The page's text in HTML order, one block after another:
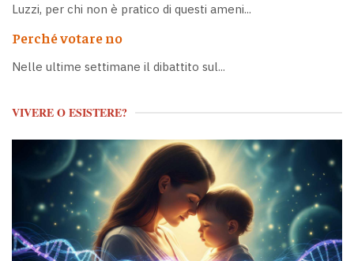
Luzzi, per chi non è pratico di questi ameni...
Perché votare no
Nelle ultime settimane il dibattito sul...
VIVERE O ESISTERE?